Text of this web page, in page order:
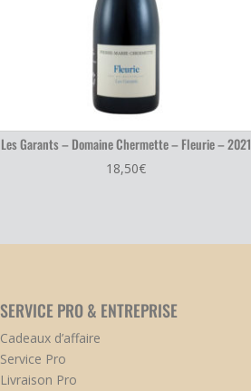
Les Garants – Domaine Chermette – Fleurie – 2021
18,50€
SERVICE PRO & ENTREPRISE
Cadeaux d’affaire
Service Pro
Livraison Pro